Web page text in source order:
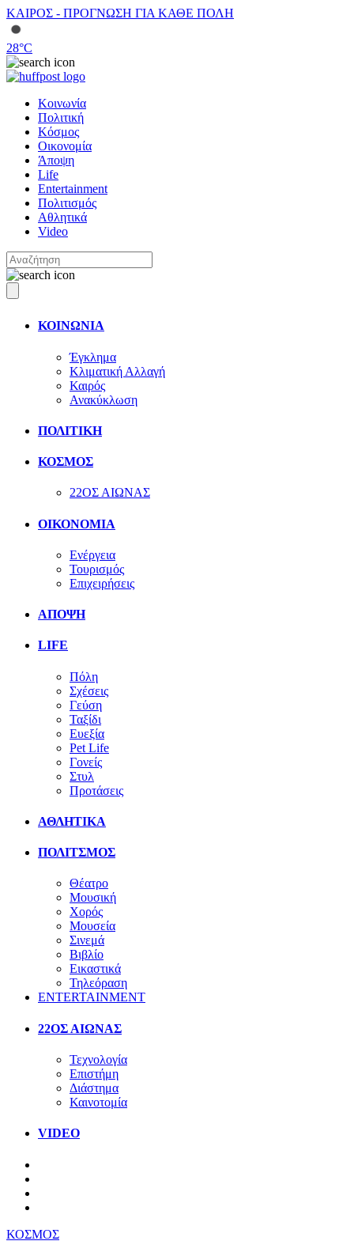
ΚΑΙΡΟΣ - ΠΡΟΓΝΩΣΗ ΓΙΑ ΚΑΘΕ ΠΟΛΗ
28°C
Κοινωνία
Πολιτική
Κόσμος
Οικονομία
Άποψη
Life
Entertainment
Πολιτισμός
Αθλητικά
Video
ΚΟΙΝΩΝΙΑ
Έγκλημα
Κλιματική Αλλαγή
Καιρός
Ανακύκλωση
ΠΟΛΙΤΙΚΗ
ΚΟΣΜΟΣ
22ΟΣ ΑΙΩΝΑΣ
ΟΙΚΟΝΟΜΙΑ
Ενέργεια
Τουρισμός
Επιχειρήσεις
ΑΠΟΨΗ
LIFE
Πόλη
Σχέσεις
Γεύση
Ταξίδι
Ευεξία
Pet Life
Γονείς
Στυλ
Προτάσεις
ΑΘΛΗΤΙΚΑ
ΠΟΛΙΤΣΜΟΣ
Θέατρο
Μουσική
Χορός
Μουσεία
Σινεμά
Βιβλίο
Εικαστικά
Τηλεόραση
ENTERTAINMENT
22ΟΣ ΑΙΩΝΑΣ
Τεχνολογία
Επιστήμη
Διάστημα
Καινοτομία
VIDEO
ΚΟΣΜΟΣ